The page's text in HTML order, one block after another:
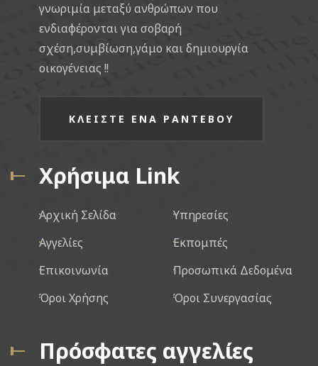
γνωριμία μεταξύ ανθρώπων που
ενδιαφέρονται για σοβαρή
σχέση,συμβίωση,γάμο και δημιουργία
οικογένειας !!
ΚΛΕΙΣΤΕ ΕΝΑ ΡΑΝΤΕΒΟΥ
Χρήσιμα Link
Αρχική Σελίδα
Υπηρεσίες
Αγγελίες
Εκπομπές
Επικοινωνία
Προσωπικά Δεδομένα
Όροι Χρήσης
Όροι Συνεργασίας
Πρόσφατες αγγελίες